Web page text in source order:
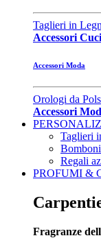
Taglieri in
Accessori
Accessori Moda
Orologi da
Accessori
Taglieri
Regali
PROFUMI &
Fragranze